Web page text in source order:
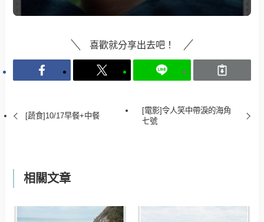
喜歡就分享出去吧！
[蔬食]10/17早餐+中餐
[電影]令人笑中帶淚的海角
七號
相關文章